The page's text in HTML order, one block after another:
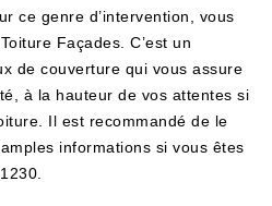
ce genre d’intervention, vous
Façades. C’est un
de couverture qui vous assure
à la hauteur de vos attentes si
Il est recommandé de le
informations si vous êtes